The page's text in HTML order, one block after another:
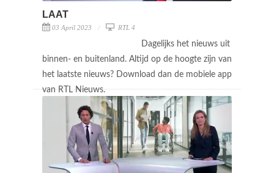
LAAT
03 April 2023 RTL 4
Dagelijks het nieuws uit
binnen- en buitenland. Altijd op de hoogte zijn van
het laatste nieuws? Download dan de mobiele app
van RTL Nieuws.